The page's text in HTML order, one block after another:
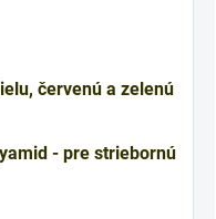
červenú a zelenú
- pre striebornú